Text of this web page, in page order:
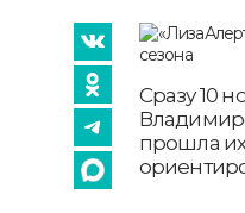
Сразу 10
прошла